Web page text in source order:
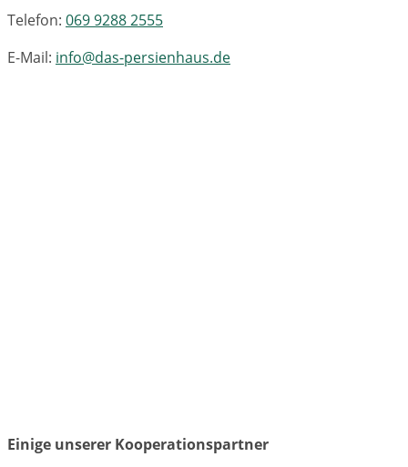
Telefon: 069 9288 2555
E-Mail: info@das-persienhaus.de
Einige unserer Kooperationspartner